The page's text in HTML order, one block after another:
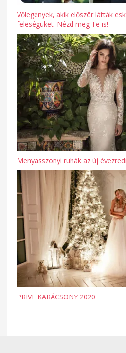
Vőlegények, akik először látták
feleségüket! Nézd meg Te is!
Menyasszonyi ruhák az új
PRIVE KARÁCSONY 2020